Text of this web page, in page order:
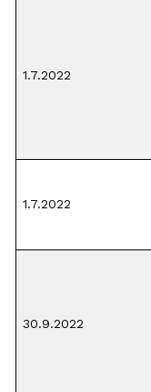
1.7.2022
1.7.2022
30.9.2022